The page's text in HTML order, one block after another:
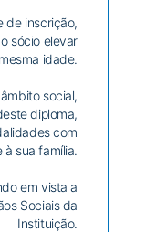
de inscrição,
sócio elevar
idade.
social,
diploma,
com
sua família.
em vista a
Sociais da
Instituição.